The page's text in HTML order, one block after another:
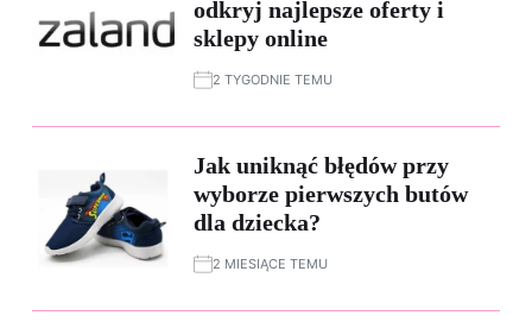
odkryj najlepsze oferty i
sklepy online
2 TYGODNIE TEMU
Jak uniknąć błędów przy
wyborze pierwszych butów
dla dziecka?
2 MIESIĄCE TEMU